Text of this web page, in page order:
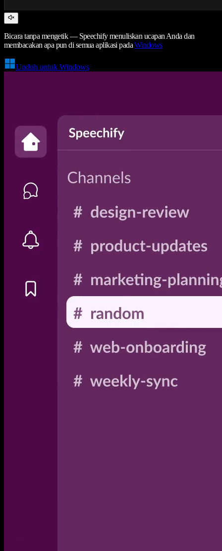
Bicara tanpa mengetik — Speechify menuliskan ucapan Anda dan
membacakan apa pun di semua aplikasi padaWindows
Unduh untuk Windows